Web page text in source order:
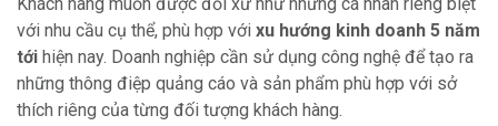
với nhu cầu cụ thể, phù hợp với xu hướng kinh doanh 5 năm
tới hiện nay. Doanh nghiệp cần sử dụng công nghệ để tạo ra
những thông điệp quảng cáo và sản phẩm phù hợp với sở
thích riêng của từng đối tượng khách hàng.